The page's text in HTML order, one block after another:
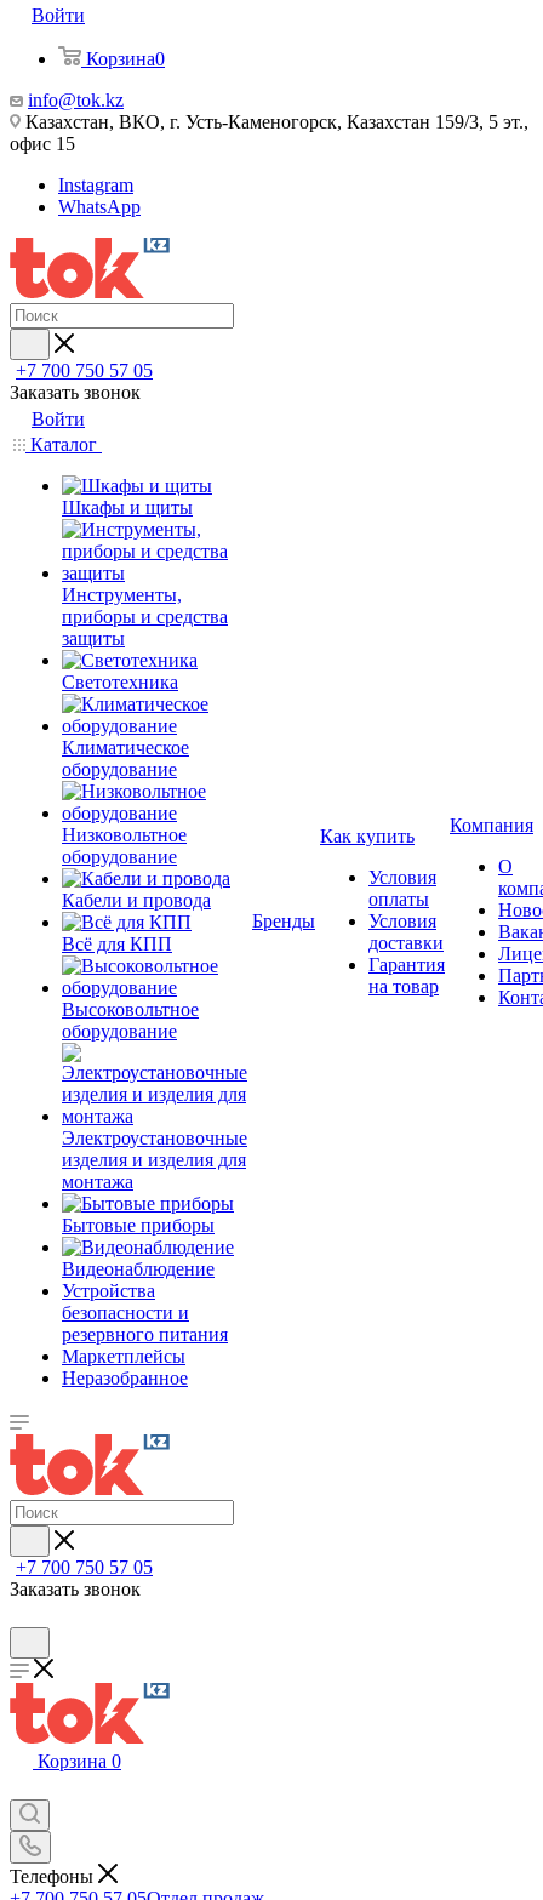
Войти
Корзина0
info@tok.kz
Казахстан, ВКО, г. Усть-Каменогорск, Казахстан 159/3, 5 эт.,
офис 15
Instagram
WhatsApp
+7 700 750 57 05
Заказать звонок
Войти
Каталог
Шкафы и щиты
Инструменты,
приборы и средства
защиты
Светотехника
Климатическое
оборудование
Низковольтное
оборудование
Кабели и провода
Всё для КПП
Высоковольтное
оборудование
Электроустановочные
изделия и изделия для
монтажа
Бытовые приборы
Видеонаблюдение
Устройства
безопасности и
резервного питания
Маркетплейсы
Неразобранное
Бренды
Как купить
Условия
оплаты
Условия
доставки
Гарантия
на товар
Компания
О
+7 700 750 57 05
Заказать звонок
Корзина 0
Телефоны